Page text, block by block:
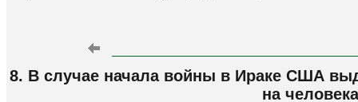
8. В случае начала войны в Ираке США
на человека